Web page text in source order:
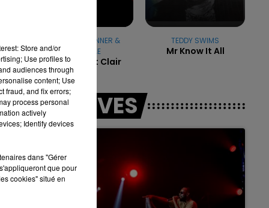
7h00 - 11h00
LA TEAM DE L'ÉTÉ
PAUL KALKBRENNER &
STROMAE
Que Ce Soit Clair
TEDDY SWIMS
Mr Know It All
LES LIVES
Store and/or
Use profiles to
audiences through
content; Use
fraud, and fix errors;
process personal
actively
Identify devices
dans "Gérer
que pour
cookies" situé en